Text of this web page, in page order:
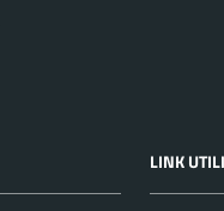
LINK UTILI